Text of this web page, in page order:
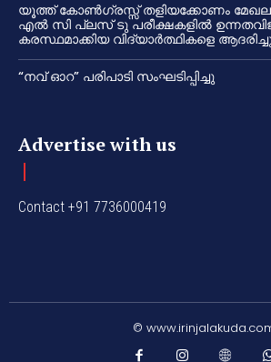
യൂത്ത് കോൺഗ്രസ്സ് തളിയക്കോണം
എൽ സി പ്ലസ് ടു പരീക്ഷകളിൽ
കരസ്ഥമാക്കിയ വിദ്യാർത്ഥികളെ
“നവ് ഓറ” പരിപാടി സംഘടിപ്പിച്ചു
Advertise with us
Contact +91 7736000419
©